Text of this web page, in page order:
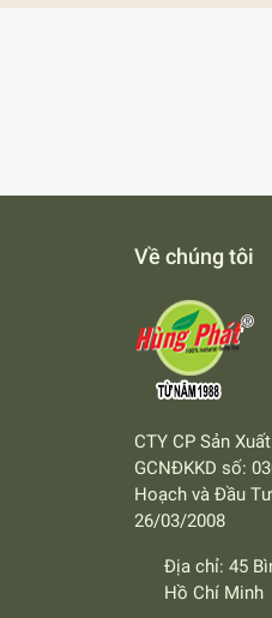
Về chúng tôi
CTY CP Sản
GCNĐKKD số:
Hoạch và Đầu
26/03/2008
Địa chỉ: 45
Hồ Chí Minh